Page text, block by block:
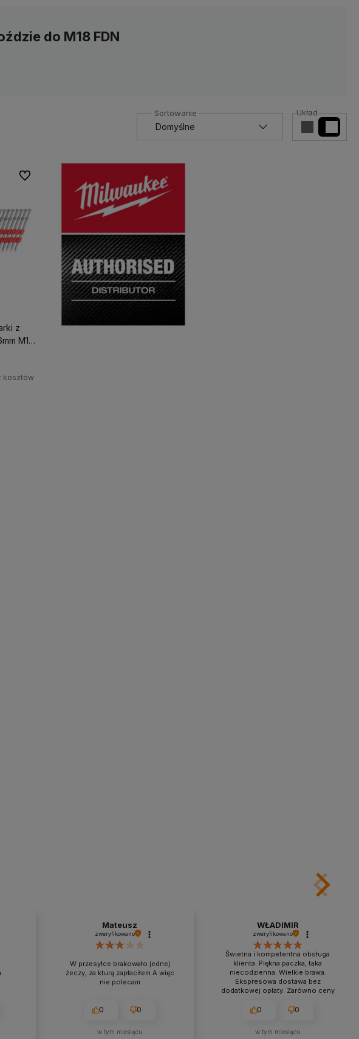
do M18 FDN
Układ
z
M18
kosztów
Do ulubionych
Mateusz
zweryfikowano
W przesyłce brakowało jednej
żeczy, za kturą zapłaciłem A więc
nie polecam
0 0
w tym miesiącu
WŁADIMIR
zweryfikowano
Świetna i kompetentna obsługa
klienta. Piękna paczka, taka
niecodzienna. Wielkie brawa.
Ekspresowa dostawa bez
dodatkowej opłaty. Zarówno ceny
0 0
w tym miesiącu